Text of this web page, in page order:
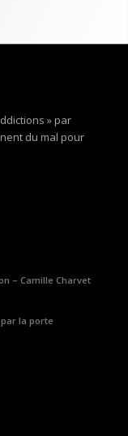
» par
du mal pour
– Camille Charvet
la porte